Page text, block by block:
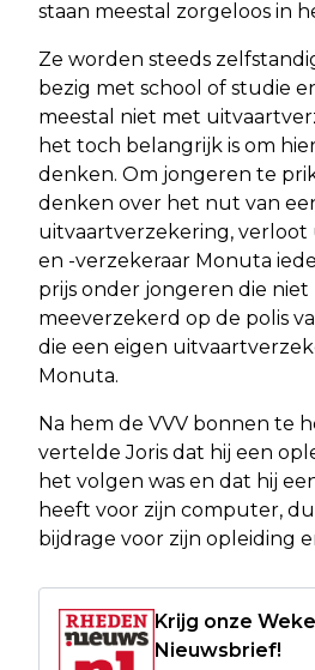
staan meestal zorgeloos in
Ze worden steeds
bezig met school of studie
meestal niet met
het toch belangrijk is om
denken. Om jongeren te
denken over het nut van
uitvaartverzekering,
en -verzekeraar Monuta
prijs onder jongeren die niet
meeverzekerd op de polis
die een eigen
Monuta.
Na hem de VVV bonnen te
vertelde Joris dat hij een
het volgen was en dat hij
heeft voor zijn computer,
bijdrage voor zijn opleiding
Krijg onze
Nieuwsbrief!